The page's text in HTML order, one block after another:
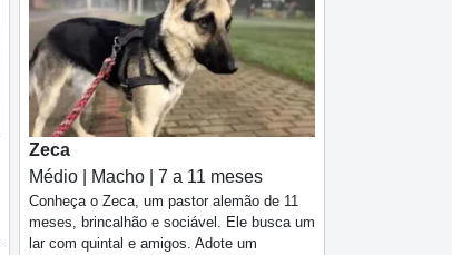
Zeca
Médio | Macho | 7 a 11 meses
Conheça o Zeca, um pastor alemão de 11
meses, brincalhão e sociável. Ele busca um
lar com quintal e amigos. Adote um